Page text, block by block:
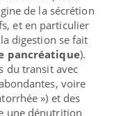
de la sécrétion
et en particulier
digestion se fait
pancréatique).
du transit avec
voire
») et des
une dénutrition